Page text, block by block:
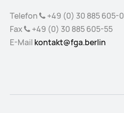
Telefon
+49 (0) 30 885 605-0
Fax
+49 (0) 30 885 605-55
E-Mail kontakt@fga.berlin